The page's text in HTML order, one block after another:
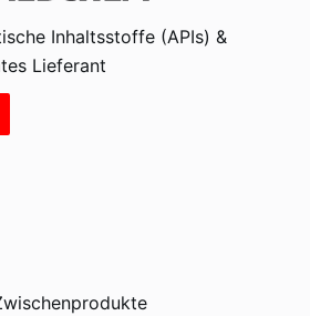
Inhaltsstoffe (APIs) &
Lieferant